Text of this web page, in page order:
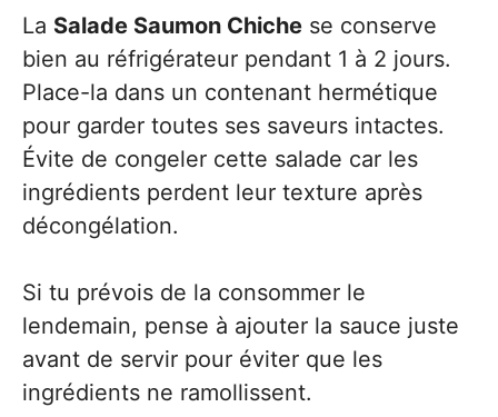
La Salade Saumon Chiche se conserve
bien au réfrigérateur pendant 1 à 2 jours.
Place-la dans un contenant hermétique
pour garder toutes ses saveurs intactes.
Évite de congeler cette salade car les
ingrédients perdent leur texture après
décongélation.
Si tu prévois de la consommer le
lendemain, pense à ajouter la sauce juste
avant de servir pour éviter que les
ingrédients ne ramollissent.